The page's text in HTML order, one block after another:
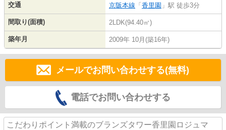
交通 京阪本線 「 香里園 」駅 徒歩3分
間取り(面積) 2LDK(94.40㎡)
築年月 2009年 10月(築16年)
メールでお問い合わせする(無料)
電話でお問い合わせする
こだわりポイント満載のブランズタワー香里園ロジュマ